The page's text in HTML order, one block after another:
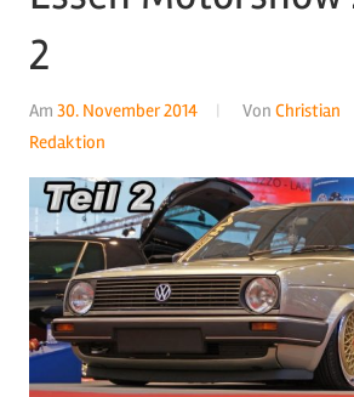
Tuning
2
Am 30. November 2014 Von Christian
Redaktion